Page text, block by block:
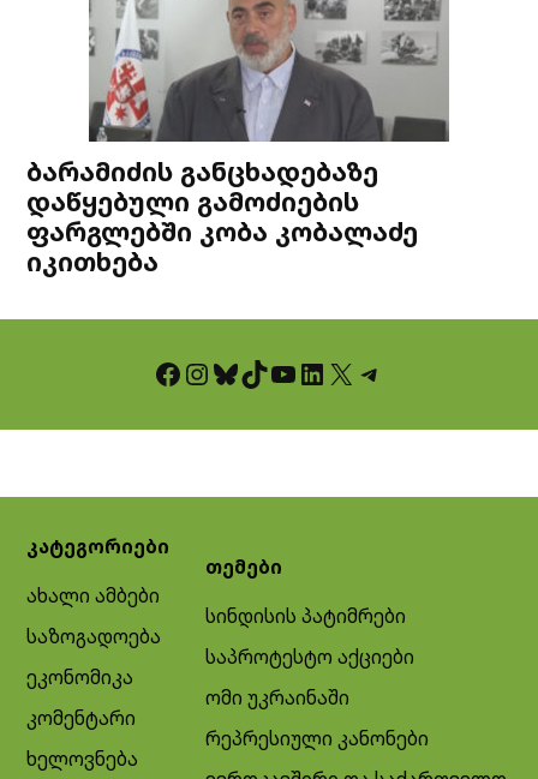
ბარამიძის განცხადებაზე
დაწყებული გამოძიების
ფარგლებში კობა კობალაძე
იკითხება
Facebook InstagramBluesky TikTok YouTube LinkedIn X Telegram
კატეგორიები
ახალი ამბები
საზოგადოება
ეკონომიკა
კომენტარი
ხელოვნება
თემები
სინდისის პატიმრები
საპროტესტო აქციები
ომი უკრაინაში
რეპრესიული კანონები